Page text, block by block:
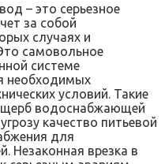
– это серьезное
за собой
случаях и
самовольное
системе
необходимых
условий. Такие
водоснабжающей
качество питьевой
для
Незаконная врезка в